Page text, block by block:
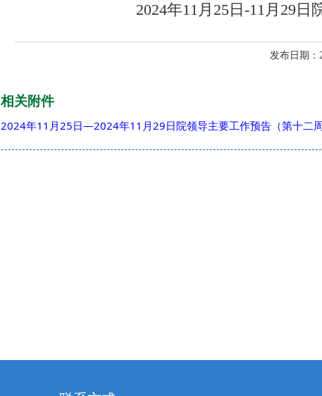
2024年11月25日-11月29日
发布日期：
相关附件
2024年11月25日—2024年11月29日院领导主要工作预告（第十二